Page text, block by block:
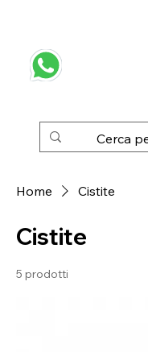
Home Cistite
Cistite
5 prodotti